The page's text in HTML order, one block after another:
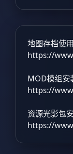
地图存档使用
https://
MOD模组安
https://
资源光影包
https://